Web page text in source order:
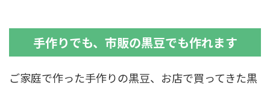
手作りでも、市販の黒豆でも作れます
ご家庭で作った手作りの黒豆、お店で買ってきた黒